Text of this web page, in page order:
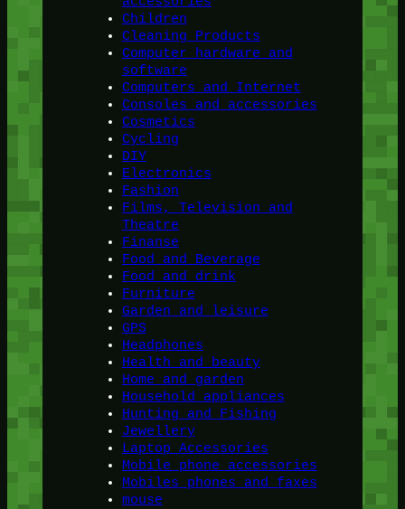
Children
Cleaning Products
Computer hardware and
software
Computers and Internet
Consoles and accessories
Cosmetics
Cycling
DIY
Electronics
Fashion
Films, Television and
Theatre
Finanse
Food and Beverage
Food and drink
Furniture
Garden and leisure
GPS
Headphones
Health and beauty
Home and garden
Household appliances
Hunting and Fishing
Jewellery
Laptop Accessories
Mobile phone accessories
Mobiles phones and faxes
mouse